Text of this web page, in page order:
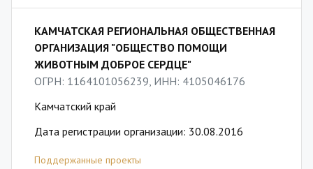
КАМЧАТСКАЯ РЕГИОНАЛЬНАЯ ОБЩЕСТВЕННАЯ
ОРГАНИЗАЦИЯ "ОБЩЕСТВО ПОМОЩИ
ЖИВОТНЫМ ДОБРОЕ СЕРДЦЕ"
ОГРН: 1164101056239, ИНН: 4105046176
Камчатский край
Дата регистрации организации: 30.08.2016
Поддержанные проекты